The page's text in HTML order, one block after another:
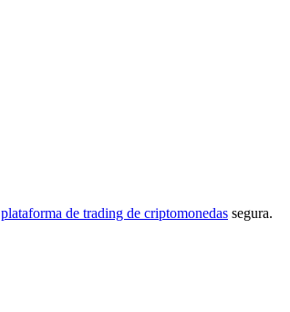
plataforma de trading de criptomonedas segura.